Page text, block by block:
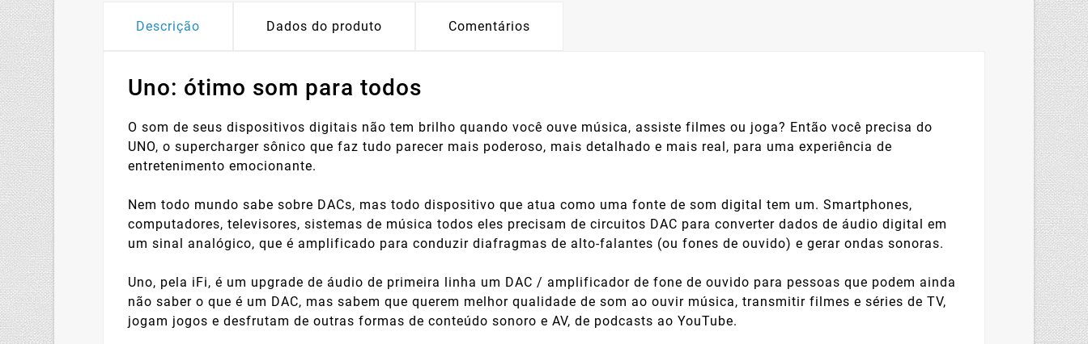
Descrição Dados do produto Comentários
Uno: ótimo som para todos
O som de seus dispositivos digitais não tem brilho quando você ouve música, assiste filmes ou joga? Então você precisa do
UNO, o supercharger sônico que faz tudo parecer mais poderoso, mais detalhado e mais real, para uma experiência de
entretenimento emocionante.
Nem todo mundo sabe sobre DACs, mas todo dispositivo que atua como uma fonte de som digital tem um. Smartphones,
computadores, televisores, sistemas de música todos eles precisam de circuitos DAC para converter dados de áudio digital em
um sinal analógico, que é amplificado para conduzir diafragmas de alto-falantes (ou fones de ouvido) e gerar ondas sonoras.
Uno, pela iFi, é um upgrade de áudio de primeira linha um DAC / amplificador de fone de ouvido para pessoas que podem ainda
não saber o que é um DAC, mas sabem que querem melhor qualidade de som ao ouvir música, transmitir filmes e séries de TV,
jogam jogos e desfrutam de outras formas de conteúdo sonoro e AV, de podcasts ao YouTube.